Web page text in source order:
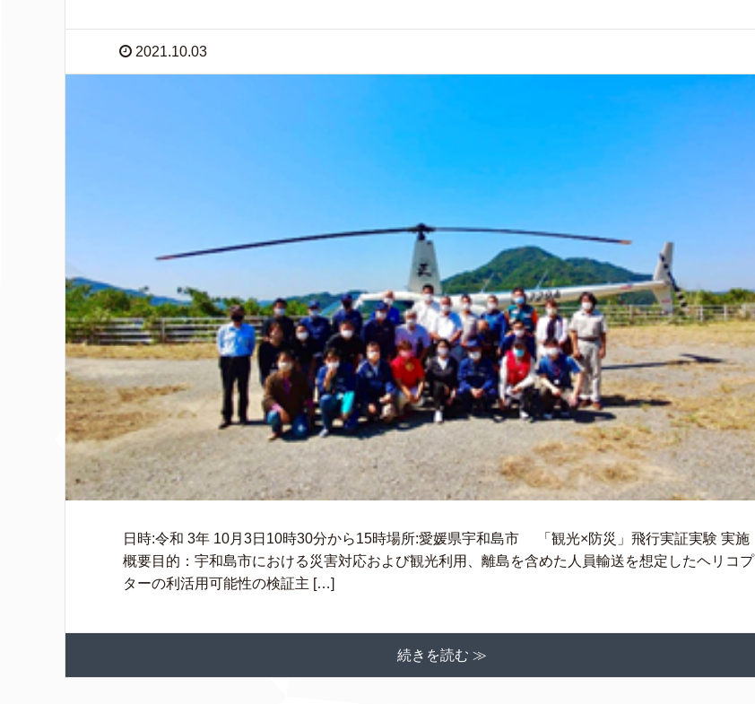
2021.10.03
日時:令和 3年 10月3日10時30分から15時場所:愛媛県宇和島市 「観光×防災」飛行実証実験 実施
概要目的：宇和島市における災害対応および観光利用、離島を含めた人員輸送を想定したヘリコプ
ターの利活用可能性の検証主 […]
続きを読む ≫